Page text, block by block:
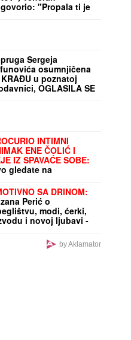
"Propala ti je
Samo pričaš,
Sergeja
osumnjičena
u poznatoj
OGLASILA SE
POLICIJSKE
INTIMNI
ENE ČOLIĆ I
IZ SPAVAĆE SOBE:
gledate na
odgovornost!
SA DRINOM:
Perić o
modi, ćerki,
i novoj ljubavi -
se ponovo udam,
prezimeby Aklamator